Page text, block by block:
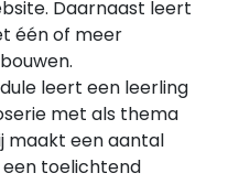
Daarnaast leert
één of meer
leert een leerling
met als thema
maakt een aantal
een toelichtend